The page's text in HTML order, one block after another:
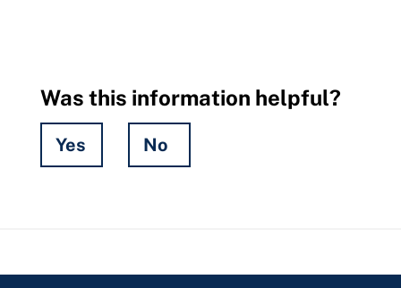
Was this information helpful?
Yes No